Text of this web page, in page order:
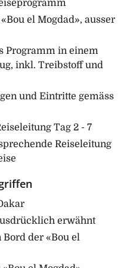
Vortag. (Mahlzeiten:
das Ferlo-Tal nach
unter Umständen die
zu
Herden zum Melken
geht anschliessend
wo Sie die berühmte
Mittagessen wird in
geht.
F/M/A)
Barbarie
einen Dromedar-Ritt
Mittagessen im
am Nachmittag
el Mogdad», ausser
Programm in einem
inkl. Treibstoff und
und Eintritte gemäss
Tag 2 - 7
Reiseleitung
erwähnt
der «Bou el